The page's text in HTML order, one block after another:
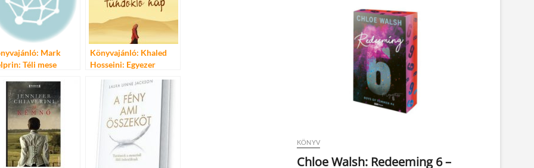
Mark
Téli mese
Könyvajánló: Khaled
Hosseini: Egyezer
KÖNYV
Chloe Walsh: Redeeming 6 –